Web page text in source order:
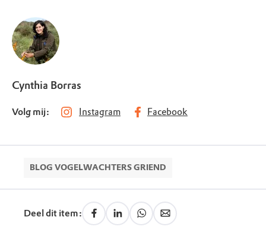
Cynthia Borras
Volg mij: Instagram Facebook
BLOG VOGELWACHTERS GRIEND
Deel dit item: